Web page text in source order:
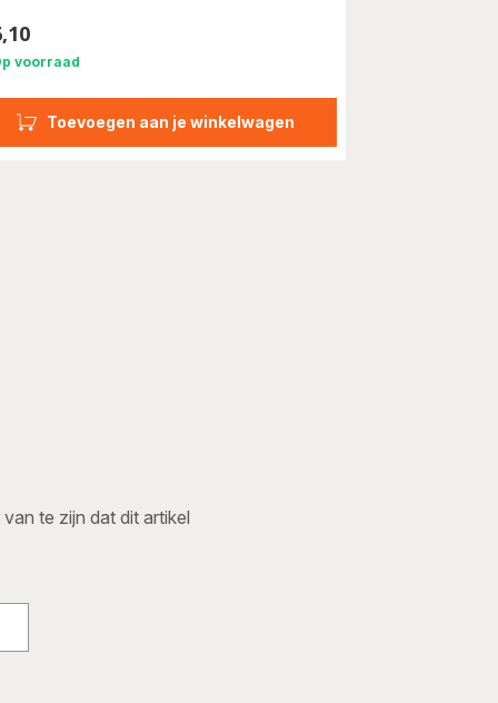
Toevoegen aan je winkelwagen
voorraad
te zijn dat dit artikel